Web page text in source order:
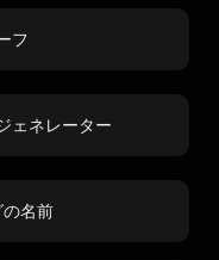
フ
ェネレーター
名前